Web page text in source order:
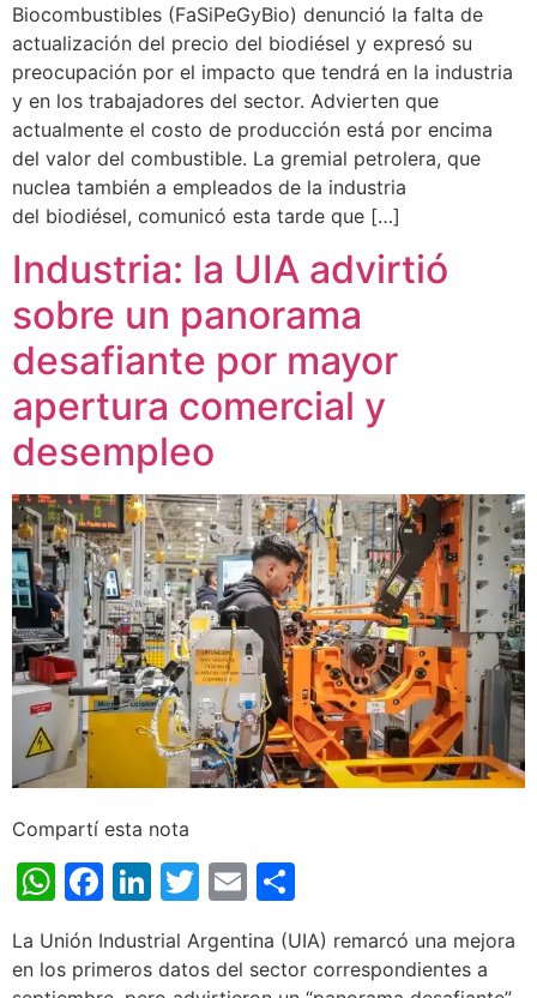
Biocombustibles (FaSiPeGyBio) denunció la falta de
actualización del precio del biodiésel y expresó su
preocupación por el impacto que tendrá en la industria
y en los trabajadores del sector. Advierten que
actualmente el costo de producción está por encima
del valor del combustible. La gremial petrolera, que
nuclea también a empleados de la industria
del biodiésel, comunicó esta tarde que […]
Industria: la UIA advirtió
sobre un panorama
desafiante por mayor
apertura comercial y
desempleo
Compartí esta nota
WhatsApp
Facebook
LinkedIn
Twitter
Email
La Unión Industrial Argentina (UIA) remarcó una mejora
en los primeros datos del sector correspondientes a